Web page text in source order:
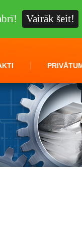
Vairāk šeit!